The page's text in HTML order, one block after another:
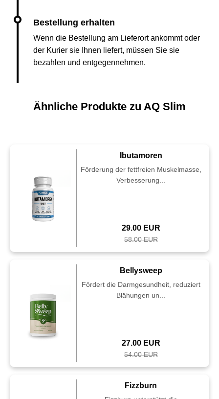
Wenn die Bestellung am Lieferort ankommt oder
der Kurier sie Ihnen liefert, müssen Sie sie
bezahlen und entgegennehmen.
Ähnliche Produkte zu AQ Slim
Ibutamoren
Förderung der fettfreien Muskelmasse,
Verbesserung...
29.00 EUR
58.00 EUR
Bellysweep
Fördert die Darmgesundheit, reduziert
Blähungen un...
27.00 EUR
54.00 EUR
Fizzburn